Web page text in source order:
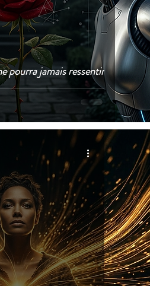
pourra jamais ressentir